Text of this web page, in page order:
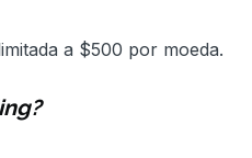
a $500 por moeda.